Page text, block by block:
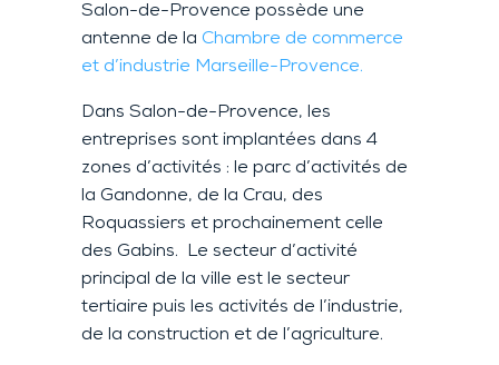
Salon-de-Provence possède une
antenne de la Chambre de commerce
et d’industrie Marseille-Provence.
Dans Salon-de-Provence, les
entreprises sont implantées dans 4
zones d’activités : le parc d’activités de
la Gandonne, de la Crau, des
Roquassiers et prochainement celle
des Gabins. Le secteur d’activité
principal de la ville est le secteur
tertiaire puis les activités de l’industrie,
de la construction et de l’agriculture.